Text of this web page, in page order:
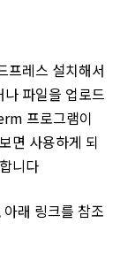
프레스 설치해서
파일을 업로드
프로그램이
면 사용하게 되
니다
래 링크를 참조